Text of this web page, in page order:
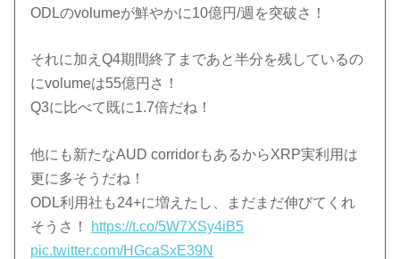
ODLのvolumeが鮮やかに10億円/週を突破さ！
それに加えQ4期間終了まであと半分を残しているの
にvolumeは55億円さ！
Q3に比べて既に1.7倍だね！
他にも新たなAUD corridorもあるからXRP実利用は
更に多そうだね！
ODL利用社も24+に増えたし、まだまだ伸びてくれ
そうさ！
https://t.co/5W7XSy4iB5
pic.twitter.com/HGcaSxE39N